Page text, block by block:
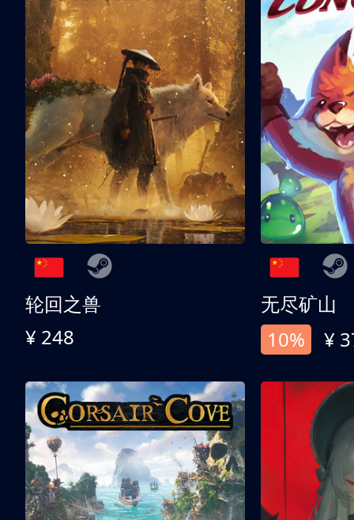
轮回之兽
¥ 248
无尽矿山
10%
¥